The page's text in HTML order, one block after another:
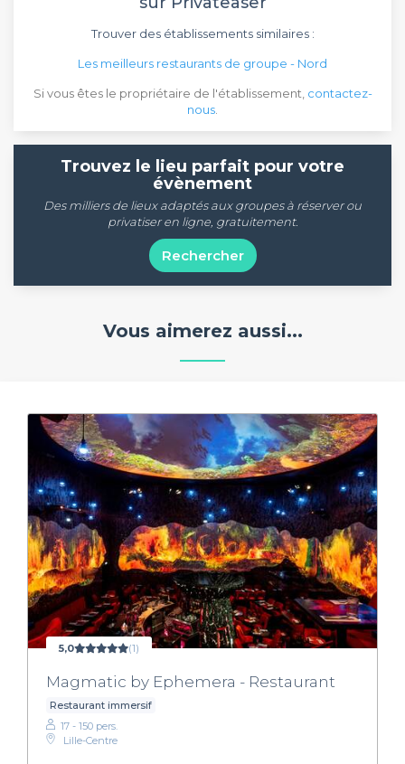
Trouver des établissements similaires :
Les meilleurs restaurants de groupe - Nord
Si vous êtes le propriétaire de l'établissement, contactez-
nous
Trouvez le lieu parfait pour votre
évènement
Des milliers de lieux adaptés aux groupes à réserver ou
privatiser en ligne, gratuitement.
Rechercher
Vous aimerez aussi...
5,0 (1)
Magmatic by Ephemera - Restaurant
Restaurant immersif
17 - 150 pers.
Lille-Centre